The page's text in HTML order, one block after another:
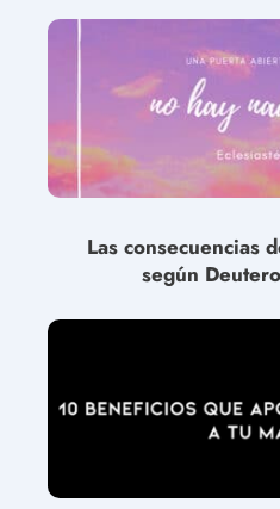
Las consecuencias
según